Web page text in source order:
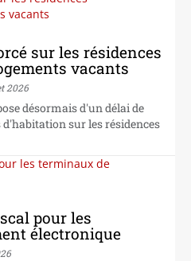
sur les résidences
vacants
2026
désormais d'un délai de
sur les résidences
pour les
électronique